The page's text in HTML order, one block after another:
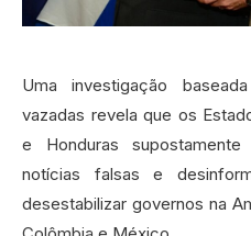
Uma investigação
vazadas revela que os
e Honduras
notícias falsas e
desestabilizar governos na